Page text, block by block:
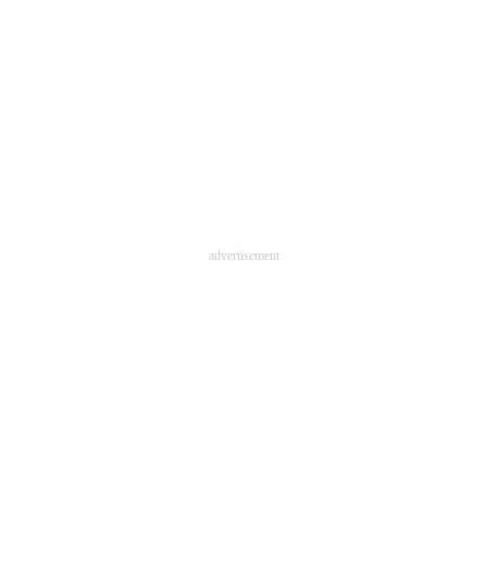
advertisement